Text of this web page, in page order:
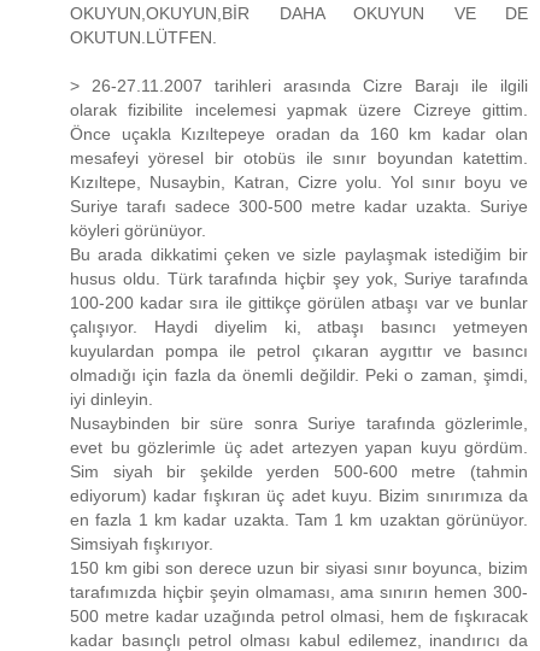
OKUYUN,OKUYUN,BİR DAHA OKUYUN VE DE
OKUTUN.LÜTFEN.
> 26-27.11.2007 tarihleri arasında Cizre Barajı ile ilgili
olarak fizibilite incelemesi yapmak üzere Cizreye gittim.
Önce uçakla Kızıltepeye oradan da 160 km kadar olan
mesafeyi yöresel bir otobüs ile sınır boyundan katettim.
Kızıltepe, Nusaybin, Katran, Cizre yolu. Yol sınır boyu ve
Suriye tarafı sadece 300-500 metre kadar uzakta. Suriye
köyleri görünüyor.
Bu arada dikkatimi çeken ve sizle paylaşmak istediğim bir
husus oldu. Türk tarafında hiçbir şey yok, Suriye tarafında
100-200 kadar sıra ile gittikçe görülen atbaşı var ve bunlar
çalışıyor. Haydi diyelim ki, atbaşı basıncı yetmeyen
kuyulardan pompa ile petrol çıkaran aygıttır ve basıncı
olmadığı için fazla da önemli değildir. Peki o zaman, şimdi,
iyi dinleyin.
Nusaybinden bir süre sonra Suriye tarafında gözlerimle,
evet bu gözlerimle üç adet artezyen yapan kuyu gördüm.
Sim siyah bir şekilde yerden 500-600 metre (tahmin
ediyorum) kadar fışkıran üç adet kuyu. Bizim sınırımıza da
en fazla 1 km kadar uzakta. Tam 1 km uzaktan görünüyor.
Simsiyah fışkırıyor.
150 km gibi son derece uzun bir siyasi sınır boyunca, bizim
tarafımızda hiçbir şeyin olmaması, ama sınırın hemen 300-
500 metre kadar uzağında petrol olmasi, hem de fışkıracak
kadar basınçlı petrol olması kabul edilemez, inandırıcı da